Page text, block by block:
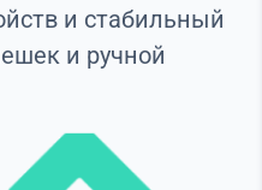
и стабильный
и ручной